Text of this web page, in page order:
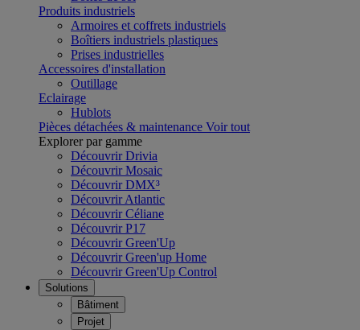
Produits industriels
Armoires et coffrets industriels
Boîtiers industriels plastiques
Prises industrielles
Accessoires d'installation
Outillage
Eclairage
Hublots
Pièces détachées & maintenance Voir tout
Explorer par gamme
Découvrir Drivia
Découvrir Mosaic
Découvrir DMX³
Découvrir Atlantic
Découvrir Céliane
Découvrir P17
Découvrir Green'Up
Découvrir Green'up Home
Découvrir Green'Up Control
Solutions
Bâtiment
Projet